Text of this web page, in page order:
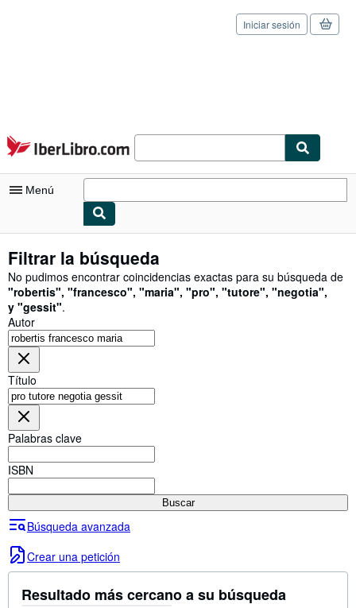
Pasar al contenido principal
IberLibro.com
Iniciar sesión
Menú
Consultar mis pedidos
Cerrar sesión
Búsqueda avanzada
Colecciones
Libros antiguos
Arte y coleccionismo
Vendedores
Comenzar a vender
Ayuda
Filtrar la búsqueda
No pudimos encontrar coincidencias exactas para su búsqueda de
"robertis", "francesco", "maria", "pro", "tutore", "negotia",
y "gessit".
Autor
Título
Palabras clave
ISBN
Buscar
Búsqueda avanzada
Crear una petición
Resultado más cercano a su búsqueda